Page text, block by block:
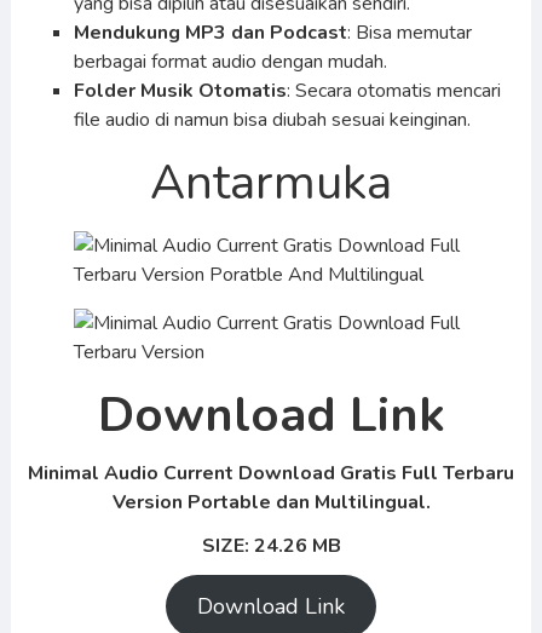
Mendukung MP3 dan Podcast: Bisa memutar
berbagai format audio dengan mudah.
Folder Musik Otomatis: Secara otomatis mencari
file audio di namun bisa diubah sesuai keinginan.
Antarmuka
Download Link
Minimal Audio Current Download Gratis Full Terbaru
Version Portable dan Multilingual.
SIZE: 24.26 MB
Download Link